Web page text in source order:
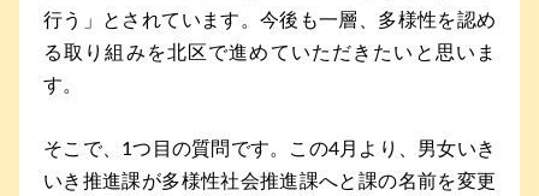
行う」とされています。今後も一層、多様性を認め
る取り組みを北区で進めていただきたいと思いま
す。
そこで、1つ目の質問です。この4月より、男女いき
いき推進課が多様性社会推進課へと課の名前を変更